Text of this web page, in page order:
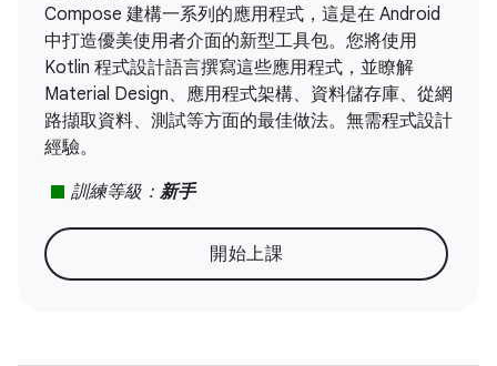
Compose 建構一系列的應用程式，這是在 Android
中打造優美使用者介面的新型工具包。您將使用
Kotlin 程式設計語言撰寫這些應用程式，並瞭解
Material Design、應用程式架構、資料儲存庫、從網
路擷取資料、測試等方面的最佳做法。無需程式設計
經驗。
stop 訓練等級： 新手
開始上課